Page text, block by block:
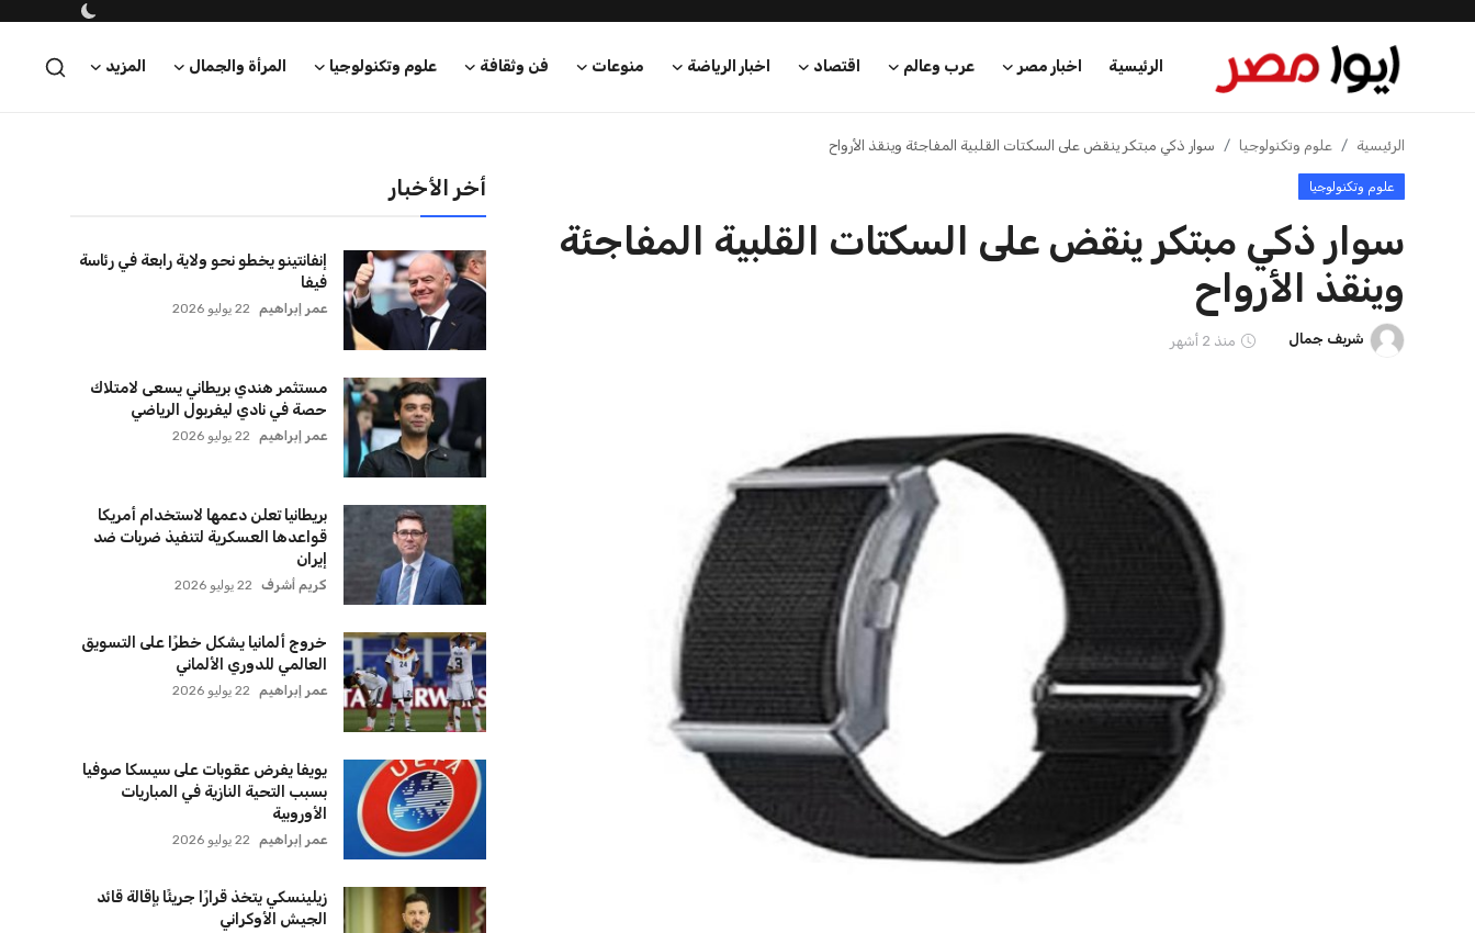
الرئيسية اخبار مصر عرب وعالم اقتصاد اخبار الرياضة منوعات فن وثقافة علوم وتكنولوجيا المرأة والجمال المزيد
الرئيسية
اخبار مصر
عرب وعالم
اخبار الرياضة
الرئيسية علوم وتكنولوجيا سوار ذكي مبتكر ينقض على السكتات القلبية المفاجئة وينقذ الأرواح
علوم وتكنولوجيا
سوار ذكي مبتكر ينقض على السكتات القلبية المفاجئة
وينقذ الأرواح
شريف جمال منذ 2 أشهر
أخر الأخبار
إنفانتينو يخطو نحو ولاية رابعة في رئاسة
فيفا
عمر إبراهيم 22 يوليو 2026
مستثمر هندي بريطاني يسعى لامتلاك
حصة في نادي ليفربول الرياضي
عمر إبراهيم 22 يوليو 2026
بريطانيا تعلن دعمها لاستخدام أمريكا
قواعدها العسكرية لتنفيذ ضربات ضد
إيران
كريم أشرف 22 يوليو 2026
خروج ألمانيا يشكل خطرًا على التسويق
العالمي للدوري الألماني
عمر إبراهيم 22 يوليو 2026
يويفا يفرض عقوبات على سيسكا صوفيا
بسبب التحية النازية في المباريات
الأوروبية
عمر إبراهيم 22 يوليو 2026
زيلينسكي يتخذ قرارًا جريئًا بإقالة قائد
الجيش الأوكراني